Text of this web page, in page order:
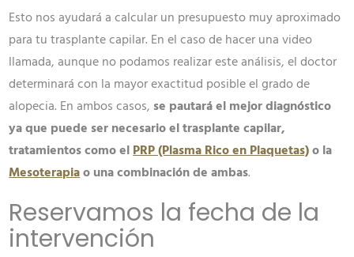
Esto nos ayudará a calcular un presupuesto muy aproximado
para tu trasplante capilar. En el caso de hacer una video
llamada, aunque no podamos realizar este análisis, el doctor
determinará con la mayor exactitud posible el grado de
alopecia. En ambos casos, se pautará el mejor diagnóstico
ya que puede ser necesario el trasplante capilar,
tratamientos como elPRP (Plasma Rico en Plaquetas)o la
Mesoterapiao una combinación de ambas.
Reservamos la fecha de la
intervención